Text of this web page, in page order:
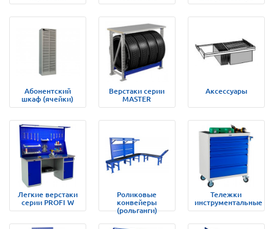
Абонентский
шкаф (ячейки)
Верстаки серии
MASTER
Аксессуары
Легкие верстаки
серии PROFI W
Роликовые
конвейеры
(рольганги)
Тележки
инструментальные